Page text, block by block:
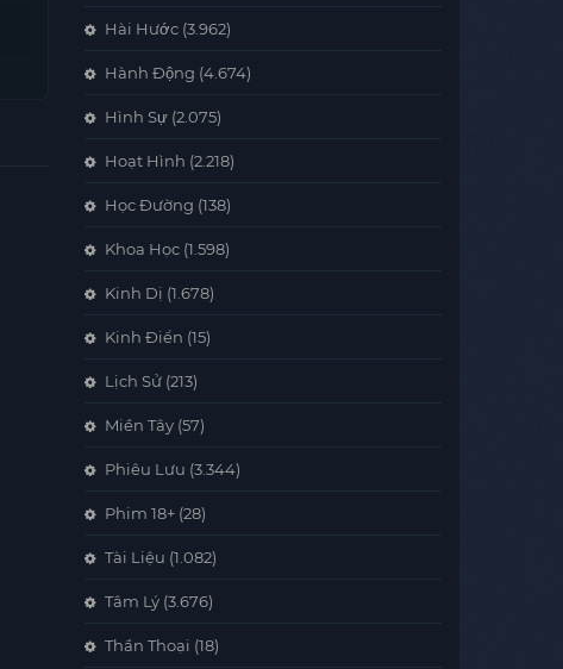
Hài Hước (3.962)
Hành Động (4.674)
Hình Sự (2.075)
Hoạt Hình (2.218)
Học Đường (138)
Khoa Học (1.598)
Kinh Dị (1.678)
Kinh Điển (15)
Lịch Sử (213)
Miền Tây (57)
Phiêu Lưu (3.344)
Phim 18+ (28)
Tài Liệu (1.082)
Tâm Lý (3.676)
Thần Thoại (18)